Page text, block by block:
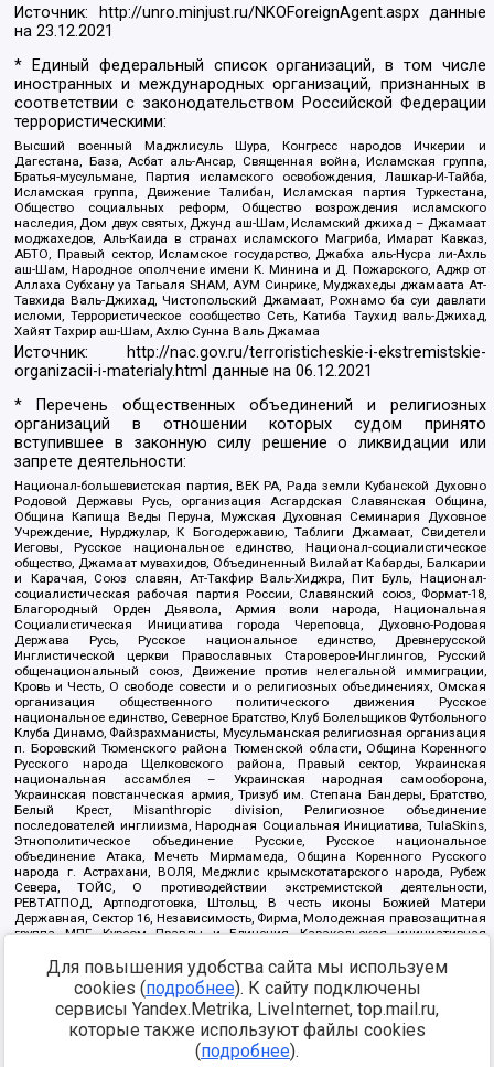
Источник: http://unro.minjust.ru/NKOForeignAgent.aspxданные
на23.12.2021
* Единый федеральный список организаций, в том числе
иностранных и международных организаций, признанных в
соответствии с законодательством Российской Федерации
террористическими:
Высший военный Маджлисуль Шура, Конгресс народов Ичкерии и
Дагестана, База, Асбат аль-Ансар, Священная война, Исламская группа,
Братья-мусульмане, Партия исламского освобождения, Лашкар-И-Тайба,
Исламская группа, Движение Талибан, Исламская партия Туркестана,
Общество социальных реформ, Общество возрождения исламского
наследия, Дом двух святых, Джунд аш-Шам, Исламский джихад – Джамаат
моджахедов, Аль-Каида в странах исламского Магриба, Имарат Кавказ,
АБТО, Правый сектор, Исламское государство, Джабха аль-Нусра ли-Ахль
аш-Шам, Народное ополчение имени К. Минина и Д. Пожарского, Аджр от
Аллаха Субхану уа Тагьаля SHAM, АУМ Синрике, Муджахеды джамаата Ат-
Тавхида Валь-Джихад, Чистопольский Джамаат, Рохнамо ба суи давлати
исломи, Террористическое сообщество Сеть, Катиба Таухид валь-Джихад,
Хайят Тахрир аш-Шам, Ахлю Сунна Валь Джамаа
Источник:
http://nac.gov.ru/terroristicheskie-i-ekstremistskie-
organizacii-i-materialy.html данные на06.12.2021
* Перечень общественных объединений и религиозных
организаций в отношении которых судом принято
вступившее в законную силу решение о ликвидации или
запрете деятельности:
Национал-большевистская партия, ВЕК РА, Рада земли Кубанской Духовно
Родовой Державы Русь, организация Асгардская Славянская Община,
Община Капища Веды Перуна, Мужская Духовная Семинария Духовное
Учреждение, Нурджулар, К Богодержавию, Таблиги Джамаат, Свидетели
Иеговы, Русское национальное единство, Национал-социалистическое
общество, Джамаат мувахидов, Объединенный Вилайат Кабарды, Балкарии
и Карачая, Союз славян, Ат-Такфир Валь-Хиджра, Пит Буль, Национал-
социалистическая рабочая партия России, Славянский союз, Формат-18,
Благородный Орден Дьявола, Армия воли народа, Национальная
Социалистическая Инициатива города Череповца, Духовно-Родовая
Держава Русь, Русское национальное единство, Древнерусской
Инглистической церкви Православных Староверов-Инглингов, Русский
общенациональный союз, Движение против нелегальной иммиграции,
Кровь и Честь, О свободе совести и о религиозных объединениях, Омская
организация общественного политического движения Русское
национальное единство, Северное Братство, Клуб Болельщиков Футбольного
Клуба Динамо, Файзрахманисты, Мусульманская религиозная организация
п. Боровский Тюменского района Тюменской области, Община Коренного
Русского народа Щелковского района, Правый сектор, Украинская
национальная ассамблея – Украинская народная самооборона,
Украинская повстанческая армия, Тризуб им. Степана Бандеры, Братство,
Белый Крест, Misanthropic division, Религиозное объединение
последователей инглиизма, Народная Социальная Инициатива, TulaSkins,
Этнополитическое объединение Русские, Русское национальное
объединение Атака, Мечеть Мирмамеда, Община Коренного Русского
народа г. Астрахани, ВОЛЯ, Меджлис крымскотатарского народа, Рубеж
Севера, ТОЙС, О противодействии экстремистской деятельности,
РЕВТАТПОД, Артподготовка, Штольц, В честь иконы Божией Матери
Державная, Сектор 16, Независимость, Фирма, Молодежная правозащитная
группа МПГ, Курсом Правды и Единения, Каракольская инициативная
Благотворительный пансионат Ак Умут, Русская республика Русь,
Арестантское уголовное единство, Башкорт, Нация и свобода, W.H.С., Фалунь
Дафа, Иртыш Ultras, Русский Патриотический клуб-Новокузнецк/РПК,
Сибирский державный союз, Фонд борьбы с коррупцией, Фонд защиты прав
граждан, Штабы Навального, Совет граждан СССР Прикубанского округа г.
Для повышения удобства сайта мы используем
cookies (подробнее). К сайту подключены
сервисы Yandex.Metrika, LiveInternet, top.mail.ru,
которые также используют файлы cookies
(подробнее).